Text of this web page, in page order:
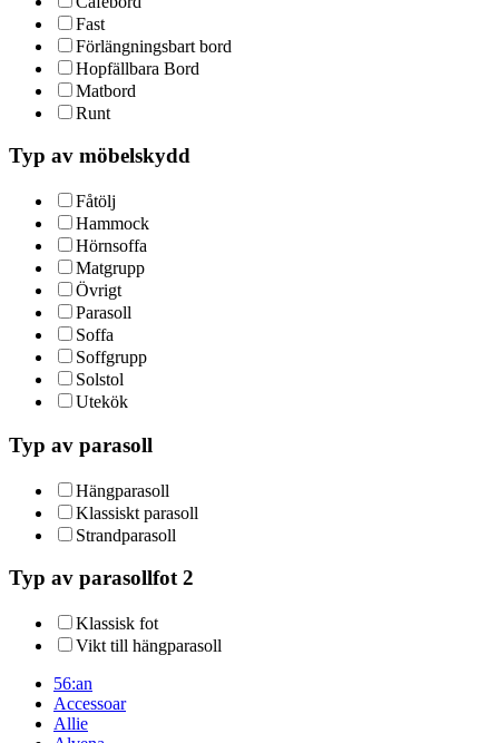
Fast
Förlängningsbart bord
Hopfällbara Bord
Matbord
Runt
Typ av möbelskydd
Fåtölj
Hammock
Hörnsoffa
Matgrupp
Övrigt
Parasoll
Soffa
Soffgrupp
Solstol
Utekök
Typ av parasoll
Hängparasoll
Klassiskt parasoll
Strandparasoll
Typ av parasollfot 2
Klassisk fot
Vikt till hängparasoll
56:an
Accessoar
Allie